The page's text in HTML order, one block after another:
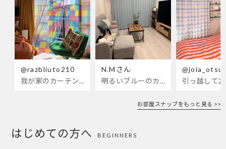
@razbliuto210
我が家のカーテンが新しくなりました🌼早起きが超絶苦手な私が、思わず朝カーテンを開けて光合成するようになったステンドグラスカーテン…！
N.Mさん
明るいブルーのカーテンで、部屋全体が明るく。白を基調とした部屋にぴったりです。
お部屋スナップをもっと見る >>
はじめての方へ BEGINNERS